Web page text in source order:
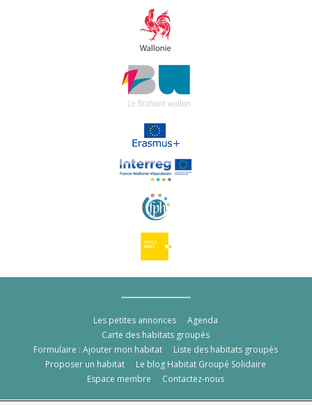
Les petites annonces
Agenda
Carte des habitats groupés
Formulaire : Ajouter mon habitat
Liste des habitats groupés
Proposer un habitat
Le blog Habitat Groupé Solidaire
Espace membre
Contactez-nous